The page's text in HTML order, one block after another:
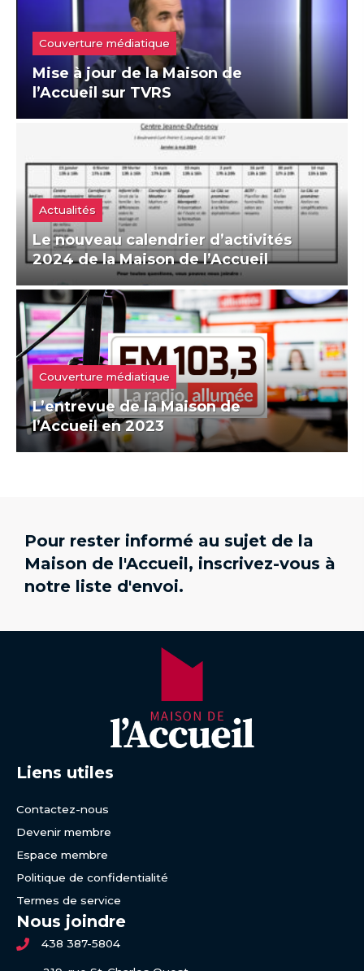
Couverture médiatique
Mise à jour de la Maison de
l’Accueil sur TVRS
Actualités
Le nouveau calendrier d’activités
2024 de la Maison de l’Accueil
Couverture médiatique
L’entrevue de la Maison de
l’Accueil en 2023
Pour rester informé au sujet de la
Maison de l'Accueil, inscrivez-vous à
notre liste d'envoi.
Nous joindre
438 387-5804
Liens utiles
Contactez-nous
Devenir membre
Espace membre
Politique de confidentialité
Termes de service